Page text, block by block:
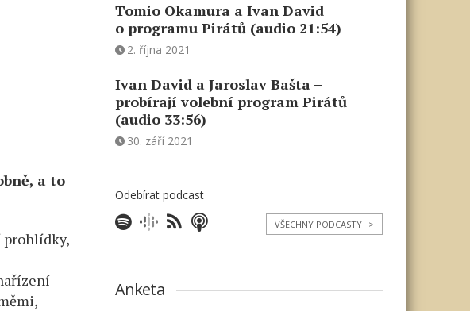
a to
prohlídky,
Tomio Okamura a Ivan David
o programu Pirátů (audio 21:54)
2. října 2021
Ivan David a Jaroslav Bašta –
probírají volební program Pirátů
(audio 33:56)
30. září 2021
Odebírat podcast
VŠECHNY PODCASTY >
Anketa